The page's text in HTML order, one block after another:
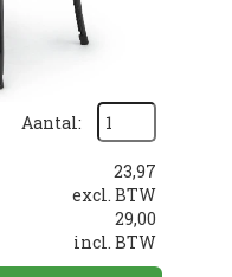
Aantal:
23,97
excl. BTW
29,00
incl. BTW